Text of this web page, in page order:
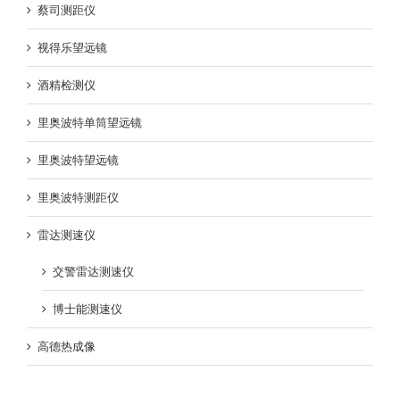
蔡司测距仪
视得乐望远镜
酒精检测仪
里奥波特单筒望远镜
里奥波特望远镜
里奥波特测距仪
雷达测速仪
交警雷达测速仪
博士能测速仪
高德热成像